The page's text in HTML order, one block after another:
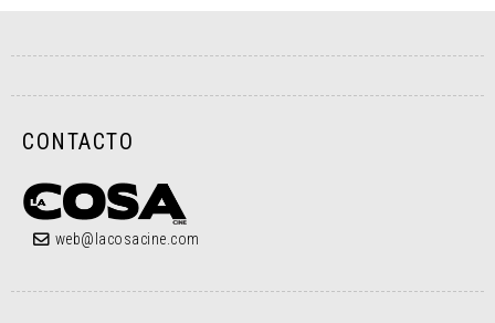
CONTACTO
web@lacosacine.com